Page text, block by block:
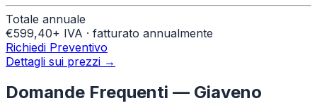
Totale annuale
€599,40+ IVA · fatturato annualmente
Richiedi Preventivo
Dettagli sui prezzi →
Domande Frequenti — Giaveno